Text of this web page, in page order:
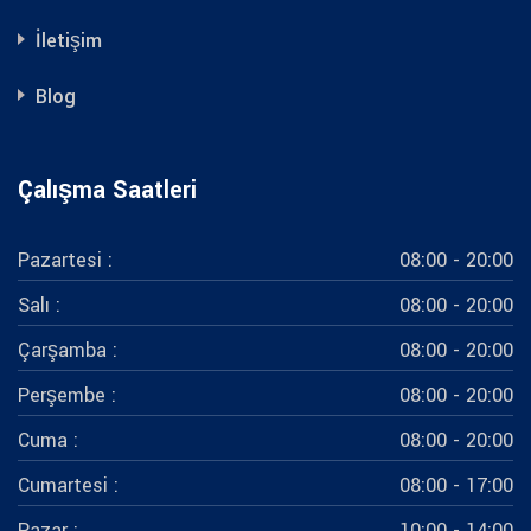
İletişim
Blog
Çalışma Saatleri
Pazartesi :
08:00 - 20:00
Salı :
08:00 - 20:00
Çarşamba :
08:00 - 20:00
Perşembe :
08:00 - 20:00
Cuma :
08:00 - 20:00
Cumartesi :
08:00 - 17:00